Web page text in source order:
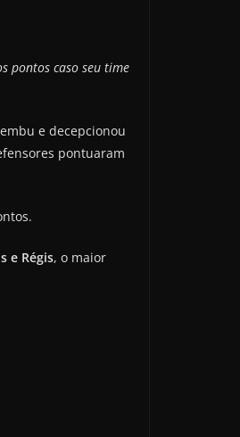
pontos caso seu time
e decepcionou
pontuaram
e Régis, o maior